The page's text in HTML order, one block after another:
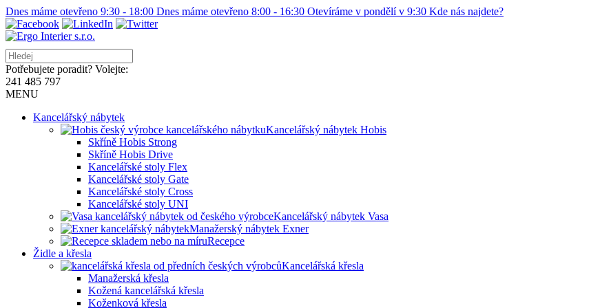
Dnes máme otevřeno 9:30 - 18:00 Dnes máme otevřeno 8:00 - 16:30 Otevíráme v pondělí v 9:30 Kde nás najdete?
Potřebujete poradit? Volejte:
241 485 797
MENU
Kancelářský nábytek
Kancelářský nábytek Hobis
Skříně Hobis Strong
Skříně Hobis Drive
Kancelářské stoly Flex
Kancelářské stoly Gate
Kancelářské stoly Cross
Kancelářské stoly UNI
Kancelářský nábytek Vasa
Manažerský nábytek Exner
Recepce
Židle a křesla
Kancelářská křesla
Manažerská křesla
Kožená kancelářská křesla
Koženková křesla